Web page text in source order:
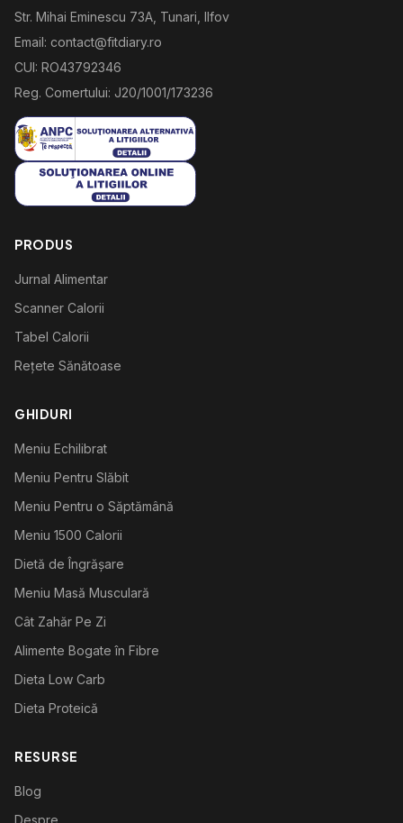
Str. Mihai Eminescu 73A, Tunari, Ilfov
Email: contact@fitdiary.ro
CUI: RO43792346
Reg. Comertului: J20/1001/173236
PRODUS
Jurnal Alimentar
Scanner Calorii
Tabel Calorii
Rețete Sănătoase
GHIDURI
Meniu Echilibrat
Meniu Pentru Slăbit
Meniu Pentru o Săptămână
Meniu 1500 Calorii
Dietă de Îngrășare
Meniu Masă Musculară
Cât Zahăr Pe Zi
Alimente Bogate în Fibre
Dieta Low Carb
Dieta Proteică
RESURSE
Blog
Despre